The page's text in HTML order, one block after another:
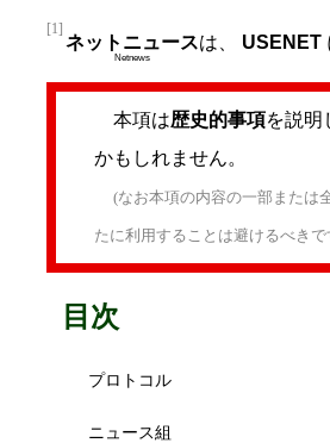
[1]
ネットニュース
Netnews
は、 USENET
本項は歴史的事項を説明
かもしれません。
(なお本項の内容の一部または
たに利用することは避けるべきで
目次
プロトコル
ニュース組